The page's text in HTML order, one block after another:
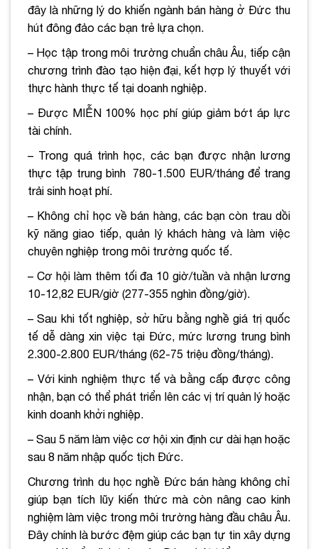
đây là những lý do khiến ngành bán hàng ở Đức thu
hút đông đảo các bạn trẻ lựa chọn.
– Học tập trong môi trường chuẩn châu Âu, tiếp cận
chương trình đào tạo hiện đại, kết hợp lý thuyết với
thực hành thực tế tại doanh nghiệp.
– Được MIỄN 100% học phí giúp giảm bớt áp lực
tài chính.
– Trong quá trình học, các bạn được nhận lương
thực tập trung bình 780-1.500 EUR/tháng để trang
trải sinh hoạt phí.
– Không chỉ học về bán hàng, các bạn còn trau dồi
kỹ năng giao tiếp, quản lý khách hàng và làm việc
chuyên nghiệp trong môi trường quốc tế.
– Cơ hội làm thêm tối đa 10 giờ/tuần và nhận lương
10-12,82 EUR/giờ (277-355 nghìn đồng/giờ).
– Sau khi tốt nghiệp, sở hữu bằng nghề giá trị quốc
tế dễ dàng xin việc tại Đức, mức lương trung bình
2.300-2.800 EUR/tháng (62-75 triệu đồng/tháng).
– Với kinh nghiệm thực tế và bằng cấp được công
nhận, bạn có thể phát triển lên các vị trí quản lý hoặc
kinh doanh khởi nghiệp.
– Sau 5 năm làm việc cơ hội xin định cư dài hạn hoặc
sau 8 năm nhập quốc tịch Đức.
Chương trình du học nghề Đức bán hàng không chỉ
giúp bạn tích lũy kiến thức mà còn nâng cao kinh
nghiệm làm việc trong môi trường hàng đầu châu Âu.
Đây chính là bước đệm giúp các bạn tự tin xây dựng